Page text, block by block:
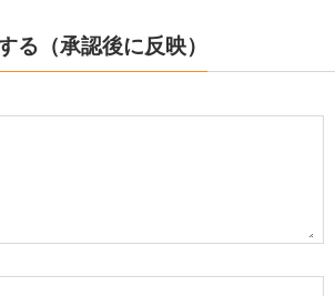
る（承認後に反映）